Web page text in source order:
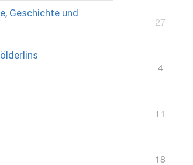
Geschichte und
27
4
11
18